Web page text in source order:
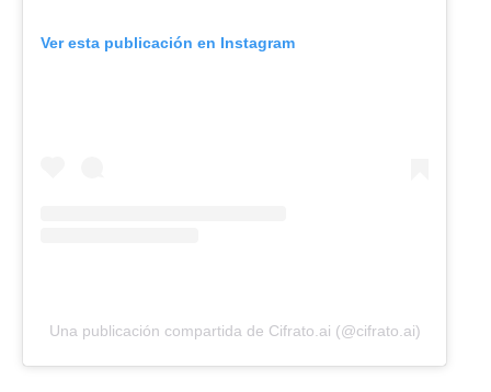
Ver esta publicación en Instagram
Una publicación compartida de Cifrato.ai (@cifrato.ai)